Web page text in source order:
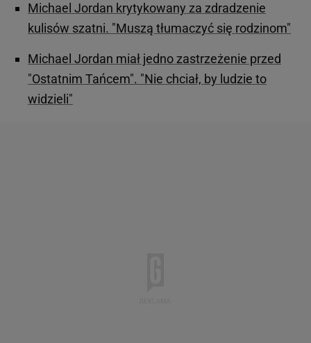
Michael Jordan krytykowany za zdradzenie
kulisów szatni. "Muszą tłumaczyć się rodzinom"
Michael Jordan miał jedno zastrzeżenie przed
"Ostatnim Tańcem". "Nie chciał, by ludzie to
widzieli"